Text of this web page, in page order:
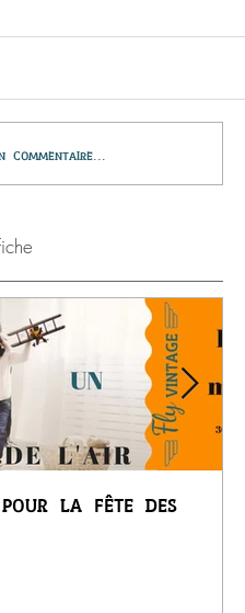
commentaire...
pour la fête des